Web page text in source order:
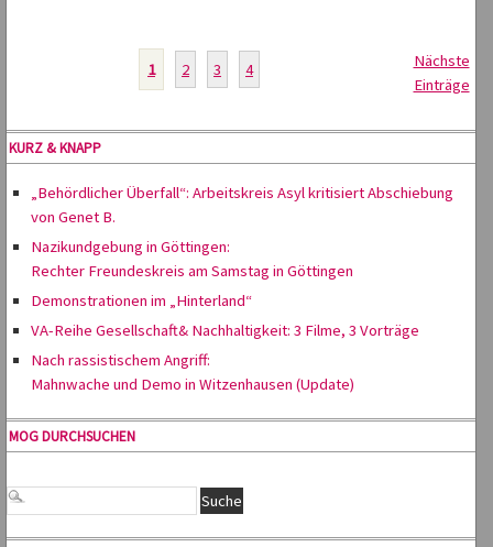
1 2 3 4
Nächste
Einträge
KURZ & KNAPP
„Behördlicher Überfall“: Arbeitskreis Asyl kritisiert Abschiebung
von Genet B.
Nazikundgebung in Göttingen:
Rechter Freundeskreis am Samstag in Göttingen
Demonstrationen im „Hinterland“
VA-Reihe Gesellschaft& Nachhaltigkeit: 3 Filme, 3 Vorträge
Nach rassistischem Angriff:
Mahnwache und Demo in Witzenhausen (Update)
MOG DURCHSUCHEN